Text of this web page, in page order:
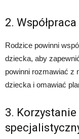
2.
Rodzice powinni
dziecka, aby
powinni rozmawiać z
dziecka i omawiać
3. Korzystanie